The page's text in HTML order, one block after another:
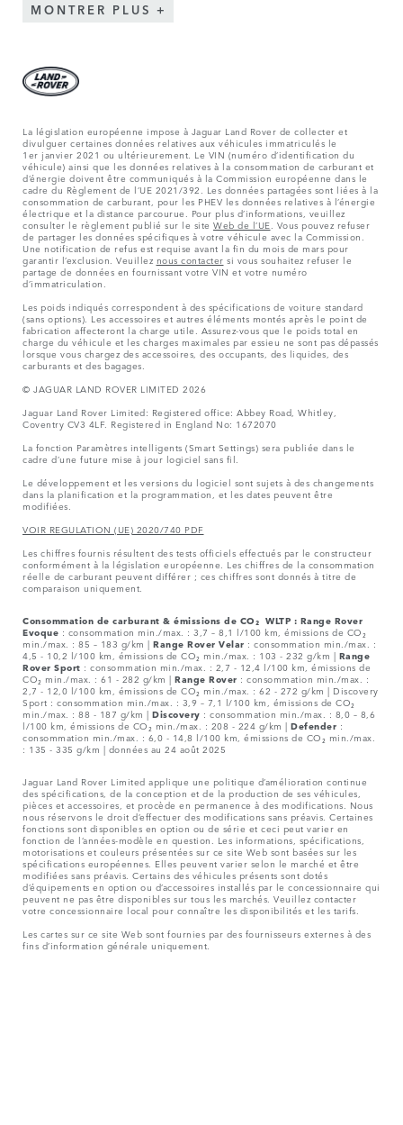
MONTRER PLUS
La législation européenne impose à Jaguar Land Rover de collecter et
divulguer certaines données relatives aux véhicules immatriculés le
1er janvier 2021 ou ultérieurement. Le VIN (numéro d’identification du
véhicule) ainsi que les données relatives à la consommation de carburant et
d’énergie doivent être communiqués à la Commission européenne dans le
cadre du Règlement de l’UE 2021/392. Les données partagées sont liées à la
consommation de carburant, pour les PHEV les données relatives à l’énergie
électrique et la distance parcourue. Pour plus d’informations, veuillez
consulter le règlement publié sur le site Web de l’UE. Vous pouvez refuser
de partager les données spécifiques à votre véhicule avec la Commission.
Une notification de refus est requise avant la fin du mois de mars pour
garantir l’exclusion. Veuillez nous contacter si vous souhaitez refuser le
partage de données en fournissant votre VIN et votre numéro
d’immatriculation.
Les poids indiqués correspondent à des spécifications de voiture standard
(sans options). Les accessoires et autres éléments montés après le point de
fabrication affecteront la charge utile. Assurez-vous que le poids total en
charge du véhicule et les charges maximales par essieu ne sont pas dépassés
lorsque vous chargez des accessoires, des occupants, des liquides, des
carburants et des bagages.
© JAGUAR LAND ROVER LIMITED 2026
Jaguar Land Rover Limited: Registered office: Abbey Road, Whitley,
Coventry CV3 4LF. Registered in England No: 1672070
La fonction Paramètres intelligents (Smart Settings) sera publiée dans le
cadre d’une future mise à jour logiciel sans fil.
Le développement et les versions du logiciel sont sujets à des changements
dans la planification et la programmation, et les dates peuvent être
modifiées.
VOIR REGULATION (UE) 2020/740 PDF
Les chiffres fournis résultent des tests officiels effectués par le constructeur
conformément à la législation européenne. Les chiffres de la consommation
réelle de carburant peuvent différer ; ces chiffres sont donnés à titre de
comparaison uniquement.
Consommation de carburant & émissions de CO₂ WLTP : Range Rover
Evoque : consommation min./max. : 3,7 – 8,1 l/100 km, émissions de CO₂
min./max. : 85 – 183 g/km | Range Rover Velar : consommation min./max. :
4,5 - 10,2 l/100 km, émissions de CO₂ min./max. : 103 - 232 g/km | Range
Rover Sport : consommation min./max. : 2,7 - 12,4 l/100 km, émissions de
CO₂ min./max. : 61 - 282 g/km | Range Rover : consommation min./max. :
2,7 - 12,0 l/100 km, émissions de CO₂ min./max. : 62 - 272 g/km | Discovery
Sport : consommation min./max. : 3,9 – 7,1 l/100 km, émissions de CO₂
min./max. : 88 - 187 g/km | Discovery : consommation min./max. : 8,0 – 8,6
l/100 km, émissions de CO₂ min./max. : 208 - 224 g/km | Defender :
consommation min./max. : 6,0 - 14,8 l/100 km, émissions de CO₂ min./max.
: 135 - 335 g/km | données au 24 août 2025
Jaguar Land Rover Limited applique une politique d’amélioration continue
des spécifications, de la conception et de la production de ses véhicules,
pièces et accessoires, et procède en permanence à des modifications. Nous
nous réservons le droit d’effectuer des modifications sans préavis. Certaines
fonctions sont disponibles en option ou de série et ceci peut varier en
fonction de l’années-modèle en question. Les informations, spécifications,
motorisations et couleurs présentées sur ce site Web sont basées sur les
spécifications européennes. Elles peuvent varier selon le marché et être
modifiées sans préavis. Certains des véhicules présents sont dotés
d’équipements en option ou d’accessoires installés par le concessionnaire qui
peuvent ne pas être disponibles sur tous les marchés. Veuillez contacter
votre concessionnaire local pour connaître les disponibilités et les tarifs.
Les cartes sur ce site Web sont fournies par des fournisseurs externes à des
fins d’information générale uniquement.